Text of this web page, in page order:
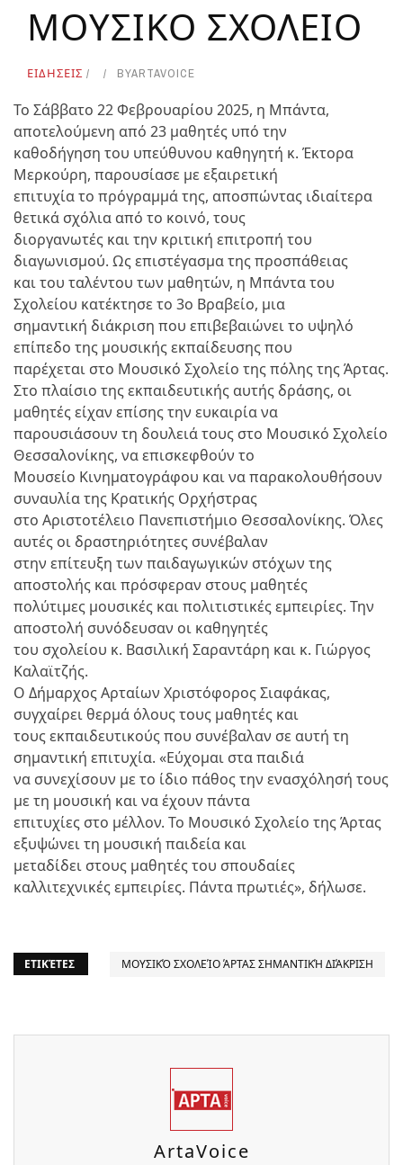
ΜΟΥΣΙΚΟ ΣΧΟΛΕΙΟ
ΕΙΔΗΣΕΙΣ BYARTAVOICE
Το Σάββατο 22 Φεβρουαρίου 2025, η Μπάντα,
αποτελούμενη από 23 μαθητές υπό την
καθοδήγηση του υπεύθυνου καθηγητή κ. Έκτορα
Μερκούρη, παρουσίασε με εξαιρετική
επιτυχία το πρόγραμμά της, αποσπώντας ιδιαίτερα
θετικά σχόλια από το κοινό, τους
διοργανωτές και την κριτική επιτροπή του
διαγωνισμού. Ως επιστέγασμα της προσπάθειας
και του ταλέντου των μαθητών, η Μπάντα του
Σχολείου κατέκτησε το 3ο Βραβείο, μια
σημαντική διάκριση που επιβεβαιώνει το υψηλό
επίπεδο της μουσικής εκπαίδευσης που
παρέχεται στο Μουσικό Σχολείο της πόλης της Άρτας.
Στο πλαίσιο της εκπαιδευτικής αυτής δράσης, οι
μαθητές είχαν επίσης την ευκαιρία να
παρουσιάσουν τη δουλειά τους στο Μουσικό Σχολείο
Θεσσαλονίκης, να επισκεφθούν το
Μουσείο Κινηματογράφου και να παρακολουθήσουν
συναυλία της Κρατικής Ορχήστρας
στο Αριστοτέλειο Πανεπιστήμιο Θεσσαλονίκης. Όλες
αυτές οι δραστηριότητες συνέβαλαν
στην επίτευξη των παιδαγωγικών στόχων της
αποστολής και πρόσφεραν στους μαθητές
πολύτιμες μουσικές και πολιτιστικές εμπειρίες. Την
αποστολή συνόδευσαν οι καθηγητές
του σχολείου κ. Βασιλική Σαραντάρη και κ. Γιώργος
Καλαϊτζής.
Ο Δήμαρχος Αρταίων Χριστόφορος Σιαφάκας,
συγχαίρει θερμά όλους τους μαθητές και
τους εκπαιδευτικούς που συνέβαλαν σε αυτή τη
σημαντική επιτυχία. «Εύχομαι στα παιδιά
να συνεχίσουν με το ίδιο πάθος την ενασχόλησή τους
με τη μουσική και να έχουν πάντα
επιτυχίες στο μέλλον. Το Μουσικό Σχολείο της Άρτας
εξυψώνει τη μουσική παιδεία και
μεταδίδει στους μαθητές του σπουδαίες
καλλιτεχνικές εμπειρίες. Πάντα πρωτιές», δήλωσε.
ΕΤΙΚΈΤΕΣ ΜΟΥΣΙΚΌ ΣΧΟΛΕΊΟ ΆΡΤΑΣ ΣΗΜΑΝΤΙΚΉ ΔΙΆΚΡΙΣΗ
ArtaVoice